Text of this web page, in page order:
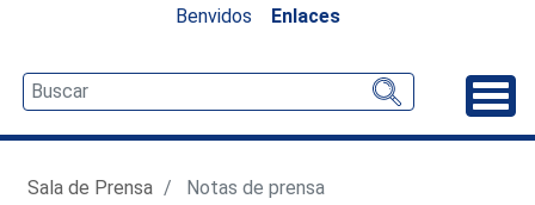
Benvidos
Enlaces
Sala de Prensa Notas de prensa